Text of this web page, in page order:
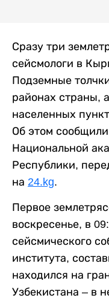
Сразу три
сейсмологи в
Подземные
районах страны,
населенных
Об этом
Национальной
Республики,
на 24.kg.
Первое
воскресенье, в
сейсмического
института,
находился на
Узбекистана – в